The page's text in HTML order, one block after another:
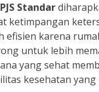
Standar
ketimpangan
efisien karena
untuk lebih
yang sehat
kesehatan